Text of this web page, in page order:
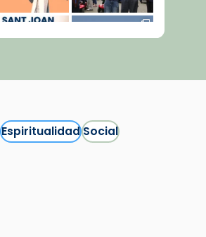
EspiritualidadSocial